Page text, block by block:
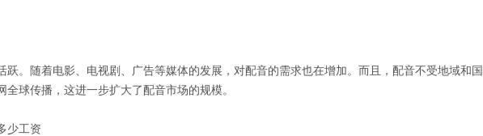
跃。随着电影、电视剧、广告等媒体的发展，对配音的需求也在增加。而且，配音不受地域和国
全球传播，这进一步扩大了配音市场的规模。
少工资